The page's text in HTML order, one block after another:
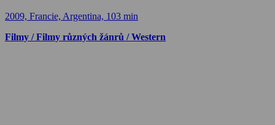
2009, Francie, Argentina, 103 min
Filmy / Filmy různých žánrů / Western